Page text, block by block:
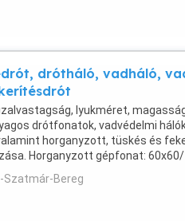
drótháló, vadháló,
lyukméret,
drótfonatok, vadvédelmi
horganyzott, tüskés és
Horganyzott gépfonat:
,-Ft-tól Csibehálók ...
Szatmár-Bereg